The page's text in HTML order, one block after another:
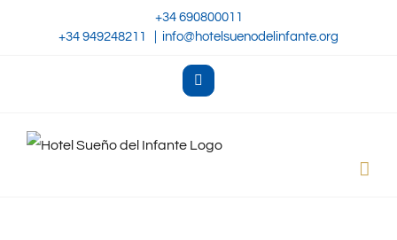
+34 690800011
+34 949248211
info@hotelsuenodelinfante.org